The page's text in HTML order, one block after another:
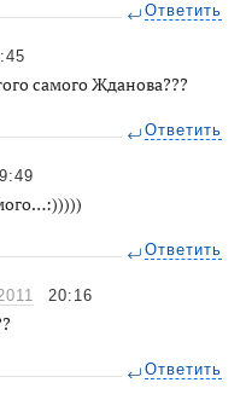
Ответить
самого Жданова???
Ответить
Ответить
20:16
Ответить